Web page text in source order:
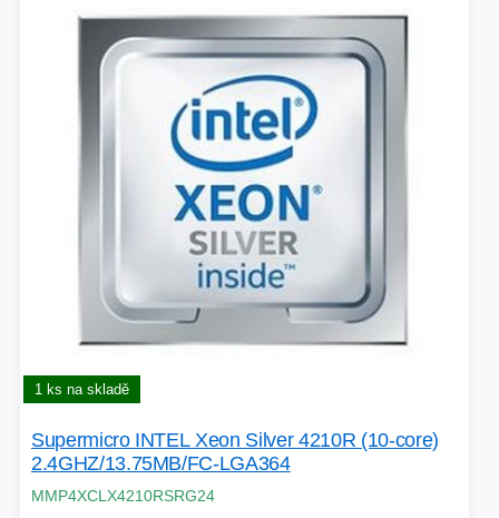
1 ks na skladě
Supermicro INTEL Xeon Silver 4210R (10-core)
2.4GHZ/13.75MB/FC-LGA364
MMP4XCLX4210RSRG24